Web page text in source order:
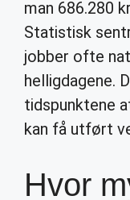
man 686.280
Statistisk
jobber ofte
helligdagene.
tidspunktene
kan få utført
Hvor